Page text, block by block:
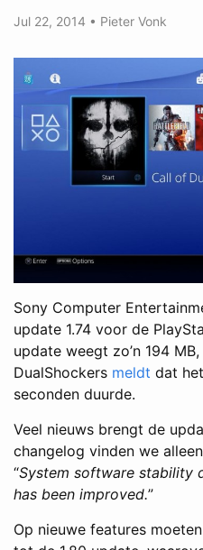
Jul 22, 2014 • Pieter Vonk
Sony Computer
update 1.74 voor de
update weegt zo’n 194
DualShockers meldt dat
seconden duurde.
Veel nieuws brengt de
changelog vinden we
“System software stability
has been improved.”
Op nieuwe features